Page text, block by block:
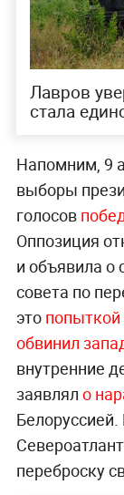
Лавров
стала
Напомним, 9
выборы
голосов
Оппозиция
и объявила о
совета по
это попыткой
обвинил
внутренние
заявлял о
переброску